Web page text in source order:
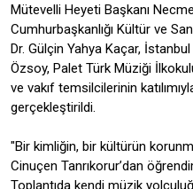
Mütevelli Heyeti Başkanı
Cumhurbaşkanlığı Kültür ve
Dr. Gülçin Yahya Kaçar,
Özsoy, Palet Türk Müziği
ve vakıf temsilcilerinin
gerçekleştirildi.
"Bir kimliğin, bir kültürün
Cinuçen Tanrıkorur’dan